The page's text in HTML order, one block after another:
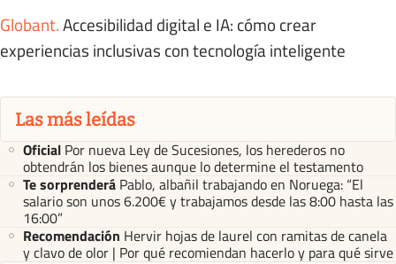
Globant.Accesibilidad digital e IA: cómo crear
experiencias inclusivas con tecnología inteligente
Las más leídas
Oficial Por nueva Ley de Sucesiones, los herederos no
obtendrán los bienes aunque lo determine el testamento
Te sorprenderá Pablo, albañil trabajando en Noruega: “El
salario son unos 6.200€ y trabajamos desde las 8:00 hasta las
16:00”
Recomendación Hervir hojas de laurel con ramitas de canela
y clavo de olor | Por qué recomiendan hacerlo y para qué sirve